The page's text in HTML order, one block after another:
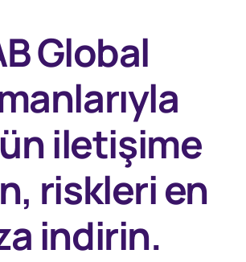
Global
iletişime
riskleri en
indirin.